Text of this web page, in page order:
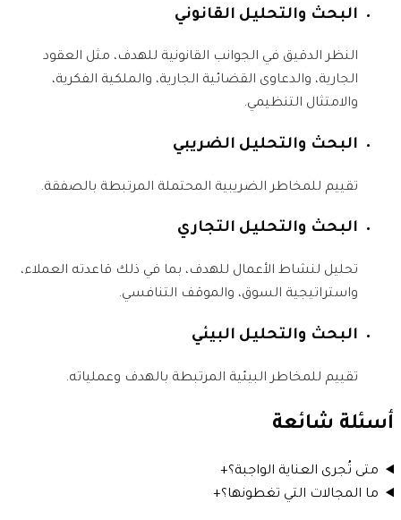
البحث والتحليل القانوني
النظر الدقيق في الجوانب القانونية للهدف، مثل العقود
الجارية، والدعاوى القضائية الجارية، والملكية الفكرية،
والامتثال التنظيمي.
البحث والتحليل الضريبي
تقييم للمخاطر الضريبية المحتملة المرتبطة بالصفقة.
البحث والتحليل التجاري
تحليل لنشاط الأعمال للهدف، بما في ذلك قاعدته العملاء،
واستراتيجية السوق، والموقف التنافسي.
البحث والتحليل البيئي
تقييم للمخاطر البيئية المرتبطة بالهدف وعملياته.
أسئلة شائعة
متى تُجرى العناية الواجبة؟+
ما المجالات التي تغطونها؟+